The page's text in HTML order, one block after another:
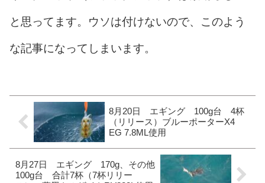
と思ってます。ウソは付けないので、このよう
な記事になってしまいます。
8月20日 エギング 100g台 4杯
（リリース）ブルーポーターX4
EG 7.8ML使用
8月27日 エギング 170g、その他
100g台 合計7杯（7杯リリー